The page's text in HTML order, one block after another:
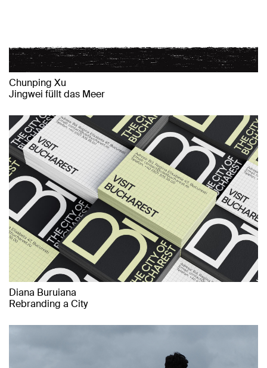
Chunping Xu
Jingwei füllt das Meer
Diana Buruiana
Rebranding a City